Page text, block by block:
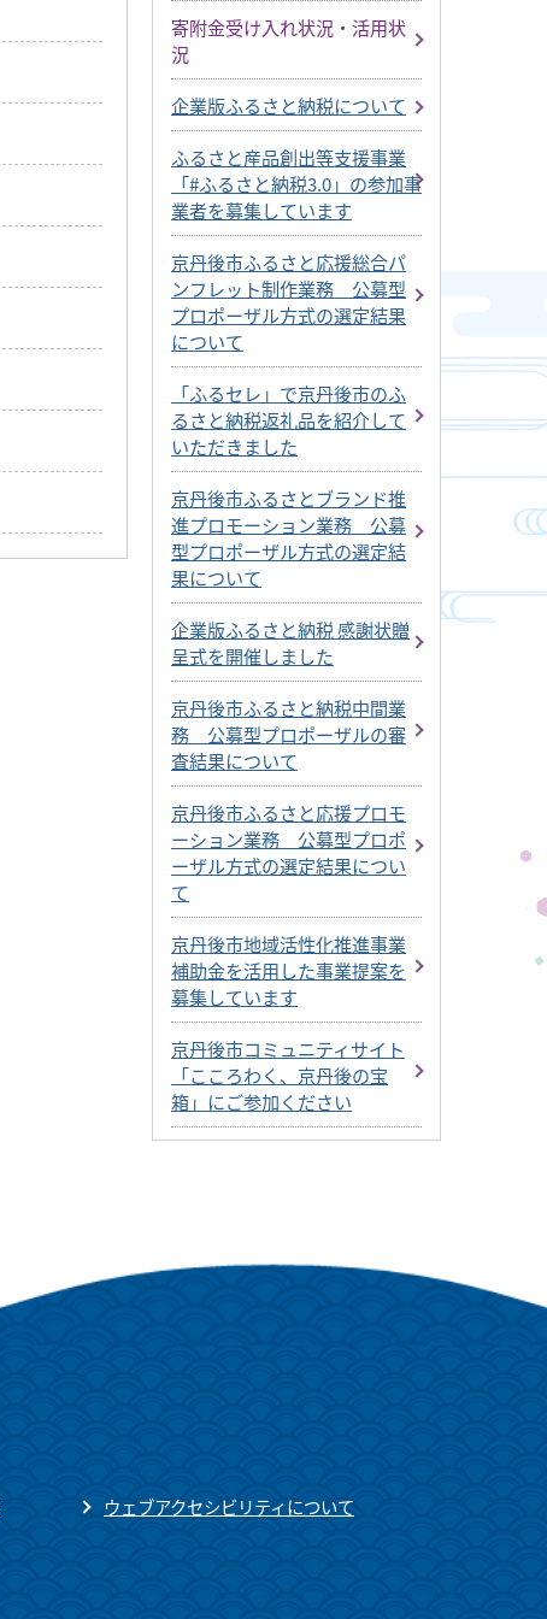
寄附金受け入れ状況・活用状
況
企業版ふるさと納税について
ふるさと産品創出等支援事業
「#ふるさと納税3.0」の参加事
業者を募集しています
京丹後市ふるさと応援総合パ
ンフレット制作業務 公募型
プロポーザル方式の選定結果
について
「ふるセレ」で京丹後市のふ
るさと納税返礼品を紹介して
いただきました
京丹後市ふるさとブランド推
進プロモーション業務 公募
型プロポーザル方式の選定結
果について
企業版ふるさと納税 感謝状贈
呈式を開催しました
京丹後市ふるさと納税中間業
務 公募型プロポーザルの審
査結果について
京丹後市ふるさと応援プロモ
ーション業務 公募型プロポ
ーザル方式の選定結果につい
て
京丹後市地域活性化推進事業
補助金を活用した事業提案を
募集しています
京丹後市コミュニティサイト
「こころわく、京丹後の宝
箱」にご参加ください
ウェブアクセシビリティについて